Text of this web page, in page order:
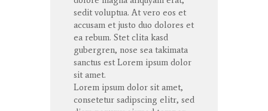
sedit voluptua. At vero eos et
accusam et justo duo dolores et
ea rebum. Stet clita kasd
gubergren, nose sea takimata
sanctus est Lorem ipsum dolor
sit amet.
Lorem ipsum dolor sit amet,
consetetur sadipscing elitr, sed